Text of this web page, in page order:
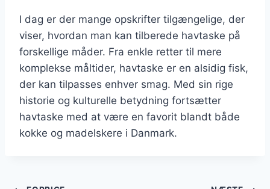
I dag er der mange opskrifter tilgængelige, der
viser, hvordan man kan tilberede havtaske på
forskellige måder. Fra enkle retter til mere
komplekse måltider, havtaske er en alsidig fisk,
der kan tilpasses enhver smag. Med sin rige
historie og kulturelle betydning fortsætter
havtaske med at være en favorit blandt både
kokke og madelskere i Danmark.